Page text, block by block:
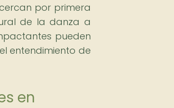
por primera
de la danza a
pueden
entendimiento de
en